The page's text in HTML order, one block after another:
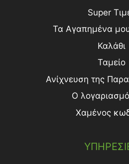
Super
Τα Αγαπημένα
Καλάθι
Ταμείο
Ανίχνευση της
Ο
Χαμένος